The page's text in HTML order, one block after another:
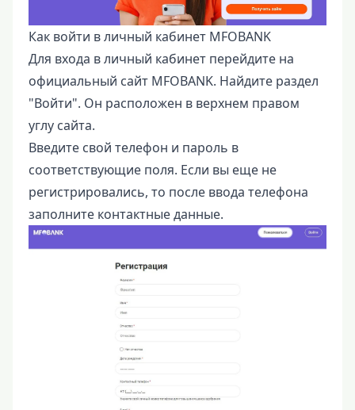
Как войти в личный кабинет MFOBANK
Для входа в личный кабинет перейдите на
официальный сайт MFOBANK. Найдите раздел
"Войти". Он расположен в верхнем правом
углу сайта.
Введите свой телефон и пароль в
соответствующие поля. Если вы еще не
регистрировались, то после ввода телефона
заполните контактные данные.